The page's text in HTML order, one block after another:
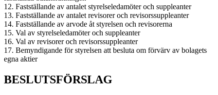
12. Fastställande av antalet styrelseledamöter och suppleanter
13. Fastställande av antalet revisorer och revisorssuppleanter
14. Fastställande av arvode åt styrelsen och revisorerna
15. Val av styrelseledamöter och suppleanter
16. Val av revisorer och revisorssuppleanter
17. Bemyndigande för styrelsen att besluta om förvärv av bolagets
egna aktier
BESLUTSFÖRSLAG